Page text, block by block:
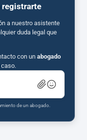
registrarte
a nuestro asistente
duda legal que
con un abogado
de un abogado.